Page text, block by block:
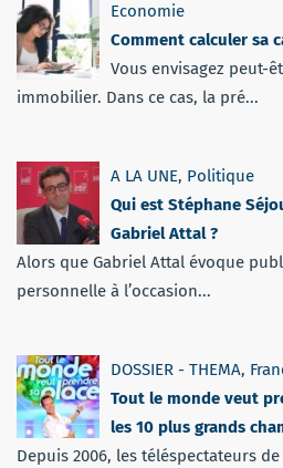
Economie
Comment calculer sa
Vous envisagez peut-
immobilier. Dans ce cas, la pré...
A LA UNE, Politique
Qui est Stéphane
Gabriel Attal ?
Alors que Gabriel Attal évoque
personnelle à l’occasion...
DOSSIER - THEMA,
Tout le monde veut
les 10 plus grands
Depuis 2006, les téléspectateurs